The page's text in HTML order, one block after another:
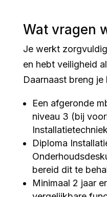
Wat vragen
Je werkt
en hebt veiligheid
Daarnaast breng
Een afgeronde
niveau 3 (bij
Diploma
bereid dit te
Minimaal 2 jaar